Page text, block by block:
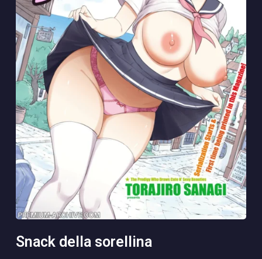
snack della sorellina